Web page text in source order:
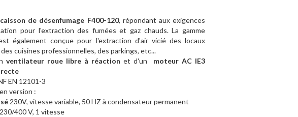
de désenfumage F400-120, répondant aux exigences
pour l'extraction des fumées et gaz chauds. La gamme
également conçue pour l'extraction d'air vicié des locaux
cuisines professionnelles, des parkings, etc...
ventilateur roue libre à réaction et d'un moteur AC IE3
EN 12101-3
version :
230V, vitesse variable, 50 HZ à condensateur permanent
230/400 V, 1 vitesse